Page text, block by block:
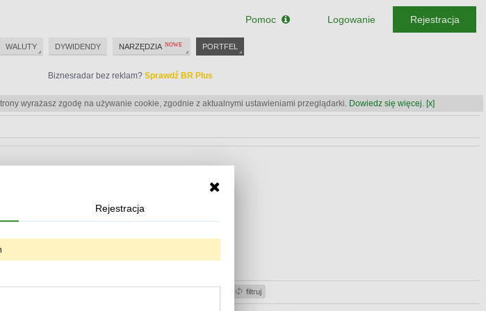
Biznesradar bez reklam? Sprawdź BR Plus
wyrażasz zgodę na używanie cookie, zgodnie z aktualnymi ustawieniami przeglądarki. Dowiedz się więcej. [x]
Sprawdź BR Plus
filtruj
WALUTY DYWIDENDY NARZĘDZIA PORTFEL
Pomoc Logowanie Rejestracja
Rejestracja